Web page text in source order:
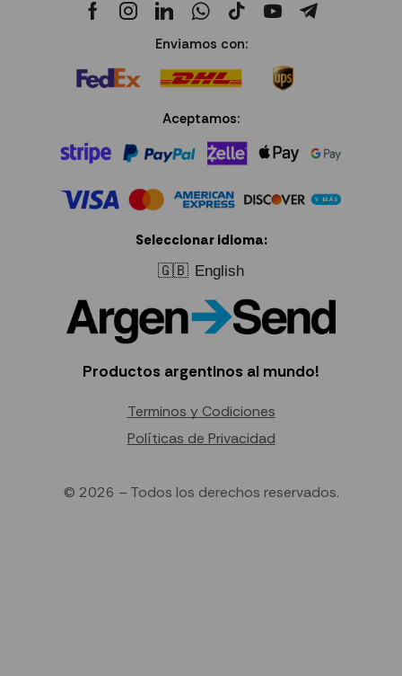
Enviamos con:
Aceptamos:
Seleccionar idioma:
🇬🇧 English
Productos argentinos al mundo!
Terminos y Codiciones
Políticas de Privacidad
© 2026 – Todos los derechos reservados.